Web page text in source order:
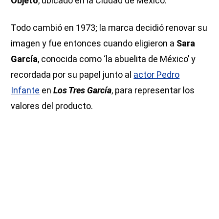
Todo cambió en 1973; la marca decidió renovar su
imagen y fue entonces cuando eligieron a Sara
García, conocida como ‘la abuelita de México’ y
recordada por su papel junto al actor Pedro
Infante en Los Tres García, para representar los
valores del producto.